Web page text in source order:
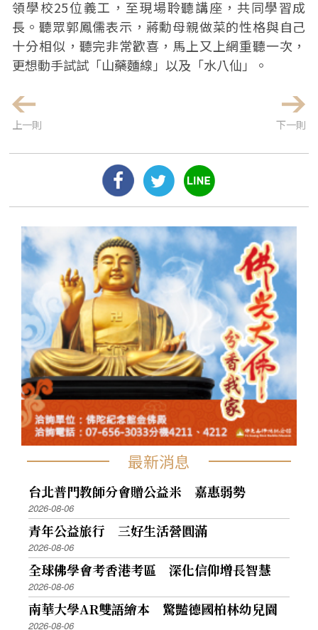
領學校25位義工，至現場聆聽講座，共同學習成
長。聽眾郭鳳儒表示，蔣勳母親做菜的性格與自己
十分相似，聽完非常歡喜，馬上又上網重聽一次，
更想動手試試「山藥麵線」以及「水八仙」。
上一則 下一則
最新消息
台北普門教師分會贈公益米 嘉惠弱勢
2026-08-06
青年公益旅行 三好生活營圓滿
2026-08-06
全球佛學會考香港考區 深化信仰增長智慧
2026-08-06
南華大學AR雙語繪本 驚豔德國柏林幼兒園
2026-08-06